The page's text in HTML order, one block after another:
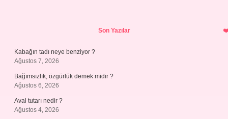
Son Yazılar
Kabağın tadı neye benziyor ?
Ağustos 7, 2026
Bağımsızlık, özgürlük demek midir ?
Ağustos 6, 2026
Aval tutarı nedir ?
Ağustos 4, 2026